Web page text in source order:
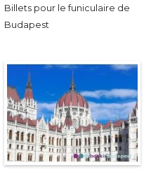
Billets pour le funiculaire de
Budapest